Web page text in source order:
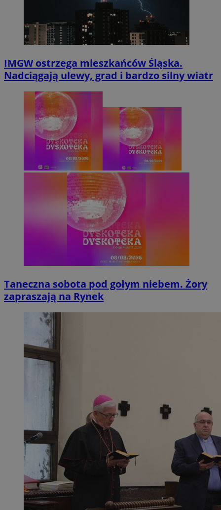
IMGW ostrzega mieszkańców Śląska.
Nadciągają ulewy, grad i bardzo silny wiatr
Taneczna sobota pod gołym niebem. Żory
zapraszają na Rynek